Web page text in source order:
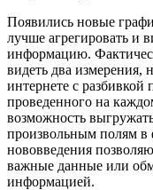
Появились новые
лучше агрегировать и
информацию.
видеть два измерения,
интернете с
проведенного на
возможность
произвольным полям в
нововведения
важные данные или
информацией.